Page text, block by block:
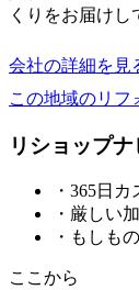
くりをお届けし
会社の詳細を見
この地域のリフ
リショップ
・365日
・厳しい
・もしも
ここから